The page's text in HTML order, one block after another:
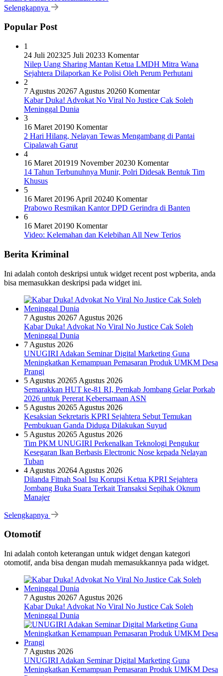
Selengkapnya
Popular Post
1
24 Juli 202325 Juli 20233 Komentar
Nilep Uang Sharing Mantan Ketua LMDH Mitra Wana
Sejahtera Dilaporkan Ke Polisi Oleh Perum Perhutani
2
7 Agustus 20267 Agustus 20260 Komentar
Kabar Duka! Advokat No Viral No Justice Cak Soleh
Meninggal Dunia
3
16 Maret 20190 Komentar
2 Hari Hilang, Nelayan Tewas Mengambang di Pantai
Cipalawah Garut
4
16 Maret 201919 November 20230 Komentar
14 Tahun Terbunuhnya Munir, Polri Didesak Bentuk Tim
Khusus
5
16 Maret 20196 April 20240 Komentar
Prabowo Resmikan Kantor DPD Gerindra di Banten
6
16 Maret 20190 Komentar
Video: Kelemahan dan Kelebihan All New Terios
Berita Kriminal
Ini adalah contoh deskripsi untuk widget recent post wpberita, anda
bisa memasukkan deskripsi pada widget ini.
7 Agustus 20267 Agustus 2026
Kabar Duka! Advokat No Viral No Justice Cak Soleh
Meninggal Dunia
7 Agustus 2026
UNUGIRI Adakan Seminar Digital Marketing Guna
Meningkatkan Kemampuan Pemasaran Produk UMKM Desa
Prangi
5 Agustus 20265 Agustus 2026
Semarakkan HUT ke-81 RI, Pemkab Jombang Gelar Porkab
2026 untuk Pererat Kebersamaan ASN
5 Agustus 20265 Agustus 2026
Kesaksian Sekretaris KPRI Sejahtera Sebut Temukan
Pembukuan Ganda Diduga Dilakukan Suyud
5 Agustus 20265 Agustus 2026
Tim PKM UNUGIRI Perkenalkan Teknologi Pengukur
Kesegaran Ikan Berbasis Electronic Nose kepada Nelayan
Tuban
4 Agustus 20264 Agustus 2026
Dilanda Fitnah Soal Isu Korupsi Ketua KPRI Sejahtera
Jombang Buka Suara Terkait Transaksi Sepihak Oknum
Manajer
Selengkapnya
Otomotif
Ini adalah contoh keterangan untuk widget dengan kategori
otomotif, anda bisa dengan mudah memasukkannya pada widget.
7 Agustus 20267 Agustus 2026
Kabar Duka! Advokat No Viral No Justice Cak Soleh
Meninggal Dunia
7 Agustus 2026
UNUGIRI Adakan Seminar Digital Marketing Guna
Meningkatkan Kemampuan Pemasaran Produk UMKM Desa